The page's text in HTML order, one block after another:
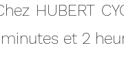
HUBERT
et 2